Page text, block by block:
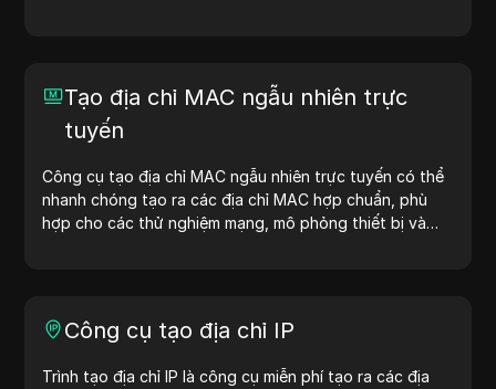
Tạo địa chỉ MAC ngẫu nhiên trực
tuyến
Công cụ tạo địa chỉ MAC ngẫu nhiên trực tuyến có thể
nhanh chóng tạo ra các địa chỉ MAC hợp chuẩn, phù
hợp cho các thử nghiệm mạng, mô phỏng thiết bị và
Công cụ tạo địa chỉ IP
Trình tạo địa chỉ IP là công cụ miễn phí tạo ra các địa